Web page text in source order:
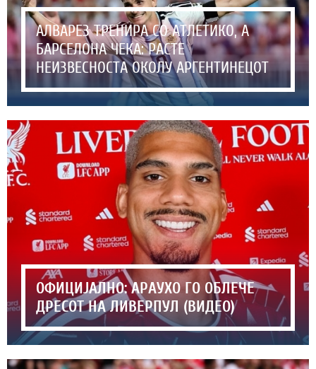
АЛВАРЕЗ ТРЕНИРА СО АТЛЕТИКО, А
БАРСЕЛОНА ЧЕКА: РАСТЕ
НЕИЗВЕСНОСТА ОКОЛУ АРГЕНТИНЕЦОТ
ОФИЦИЈАЛНО: АРАУХО ГО ОБЛЕЧЕ
ДРЕСОТ НА ЛИВЕРПУЛ (ВИДЕО)